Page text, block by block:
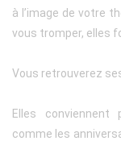
à l’image de votre
vous tromper, elles
Vous retrouverez
Elles
comme les